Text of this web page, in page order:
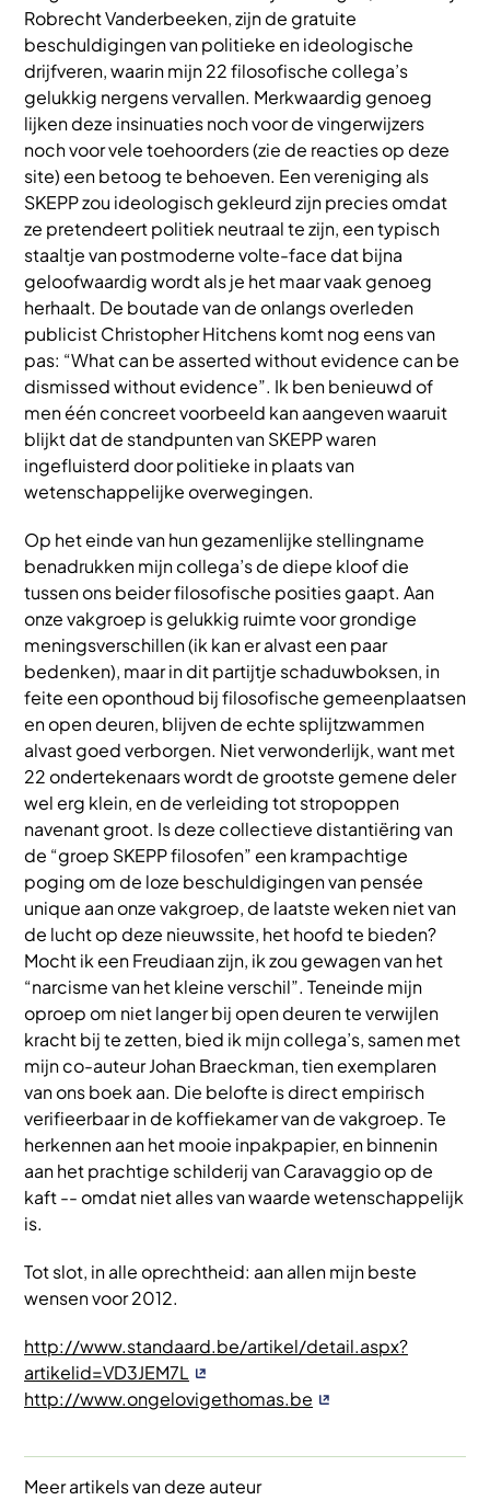
Robrecht Vanderbeeken, zijn de gratuite
beschuldigingen van politieke en ideologische
drijfveren, waarin mijn 22 filosofische collega’s
gelukkig nergens vervallen. Merkwaardig genoeg
lijken deze insinuaties noch voor de vingerwijzers
noch voor vele toehoorders (zie de reacties op deze
site) een betoog te behoeven. Een vereniging als
SKEPP zou ideologisch gekleurd zijn precies omdat
ze pretendeert politiek neutraal te zijn, een typisch
staaltje van postmoderne volte-face dat bijna
geloofwaardig wordt als je het maar vaak genoeg
herhaalt. De boutade van de onlangs overleden
publicist Christopher Hitchens komt nog eens van
pas: “What can be asserted without evidence can be
dismissed without evidence”. Ik ben benieuwd of
men één concreet voorbeeld kan aangeven waaruit
blijkt dat de standpunten van SKEPP waren
ingefluisterd door politieke in plaats van
wetenschappelijke overwegingen.
Op het einde van hun gezamenlijke stellingname
benadrukken mijn collega’s de diepe kloof die
tussen ons beider filosofische posities gaapt. Aan
onze vakgroep is gelukkig ruimte voor grondige
meningsverschillen (ik kan er alvast een paar
bedenken), maar in dit partijtje schaduwboksen, in
feite een oponthoud bij filosofische gemeenplaatsen
en open deuren, blijven de echte splijtzwammen
alvast goed verborgen. Niet verwonderlijk, want met
22 ondertekenaars wordt de grootste gemene deler
wel erg klein, en de verleiding tot stropoppen
navenant groot. Is deze collectieve distantiëring van
de “groep SKEPP filosofen” een krampachtige
poging om de loze beschuldigingen van pensée
unique aan onze vakgroep, de laatste weken niet van
de lucht op deze nieuwssite, het hoofd te bieden?
Mocht ik een Freudiaan zijn, ik zou gewagen van het
“narcisme van het kleine verschil”. Teneinde mijn
oproep om niet langer bij open deuren te verwijlen
kracht bij te zetten, bied ik mijn collega’s, samen met
mijn co-auteur Johan Braeckman, tien exemplaren
van ons boek aan. Die belofte is direct empirisch
verifieerbaar in de koffiekamer van de vakgroep. Te
herkennen aan het mooie inpakpapier, en binnenin
aan het prachtige schilderij van Caravaggio op de
kaft -- omdat niet alles van waarde wetenschappelijk
is.
Tot slot, in alle oprechtheid: aan allen mijn beste
wensen voor 2012.
http://www.standaard.be/artikel/detail.aspx?
artikelid=VD3JEM7L
http://www.ongelovigethomas.be
Meer artikels van deze auteur